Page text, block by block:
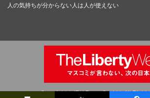
人の気持ちが分からない人は人が使えない
Copyright © IRH Press Co.,Ltd. All